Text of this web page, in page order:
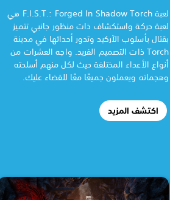
لعبة F.I.S.T.: Forged In Shadow Torch هي
لعبة حركة واستكشاف ذات منظور جانبي تتميز
بقتال بأسلوب الآركيد وتدور أحداثها في مدينة
Torch ذات التصميم الفريد. واجه العشرات من
أنواع الأعداء المختلفة حيث لكل منهم أسلحته
وهجماته ويعملون جميعًا معًا للقضاء عليك.
اكتشف المزيد